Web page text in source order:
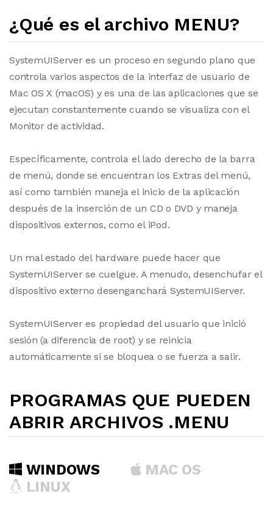
¿Qué es el archivo MENU?
SystemUIServer es un proceso en segundo plano que
controla varios aspectos de la interfaz de usuario de
Mac OS X (macOS) y es una de las aplicaciones que se
ejecutan constantemente cuando se visualiza con el
Monitor de actividad.
Específicamente, controla el lado derecho de la barra
de menú, donde se encuentran los Extras del menú,
así como también maneja el inicio de la aplicación
después de la inserción de un CD o DVD y maneja
dispositivos externos, como el iPod.
Un mal estado del hardware puede hacer que
SystemUIServer se cuelgue. A menudo, desenchufar el
dispositivo externo desenganchará SystemUIServer.
SystemUIServer es propiedad del usuario que inició
sesión (a diferencia de root) y se reinicia
automáticamente si se bloquea o se fuerza a salir.
PROGRAMAS QUE PUEDEN
ABRIR ARCHIVOS .MENU
WINDOWS
MAC OS
LINUX